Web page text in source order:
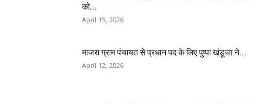
को...
April 15, 2026
माजरा ग्राम पंचायत से प्रधान पद के लिए पुष्पा खंडूजा ने...
April 12, 2026